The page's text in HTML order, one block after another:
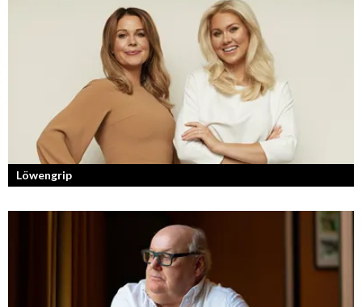
Löwengrip
Från bloggare till influencer och superentreprenör. En resa som fostrat
en kvinnlig entreprenör med en enormt stark förankran...